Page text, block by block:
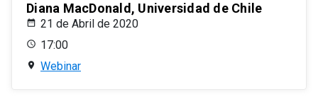
Diana MacDonald, Universidad de Chile
21 de Abril de 2020
17:00
Webinar